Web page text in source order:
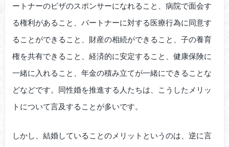
ートナーのビザのスポンサーになれること、病院で面会す
る権利があること、パートナーに対する医療行為に同意す
ることができること、財産の相続ができること、子の養育
権を共有できること、経済的に安定すること、健康保険に
一緒に入れること、年金の積み立てが一緒にできることな
どなどです。同性婚を推進する人たちは、こうしたメリッ
トについて言及することが多いです。
しかし、結婚していることのメリットというのは、逆に言